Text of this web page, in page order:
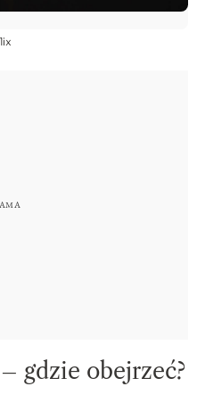
gdzie obejrzeć?